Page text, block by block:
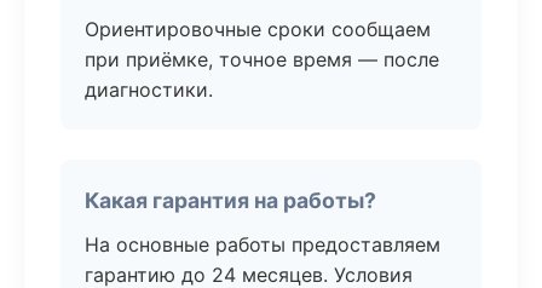
Ориентировочные сроки сообщаем
при приёмке, точное время — после
диагностики.
Какая гарантия на работы?
На основные работы предоставляем
гарантию до 24 месяцев. Условия